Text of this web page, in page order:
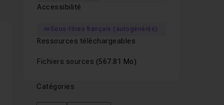
Accessibilité
Sous-titres français (autogénérés)
Ressources téléchargeables
Fichiers sources (567.81 Mo)
Catégories